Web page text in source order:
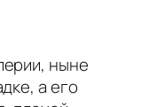
ныне
а его